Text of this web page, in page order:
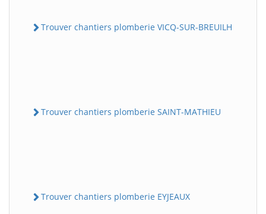
Trouver chantiers plomberie VICQ-SUR-BREUILH
Trouver chantiers plomberie SAINT-MATHIEU
Trouver chantiers plomberie EYJEAUX